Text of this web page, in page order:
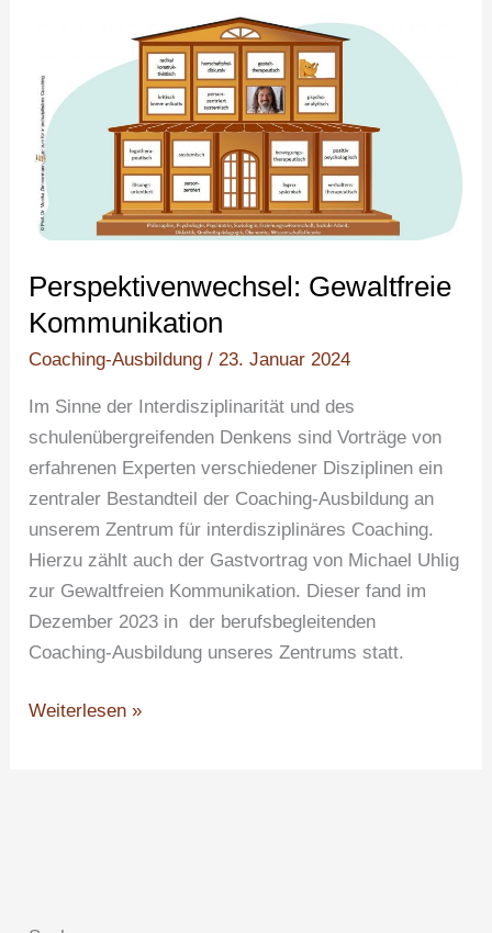
Perspektivenwechsel: Gewaltfreie
Kommunikation
Coaching-Ausbildung / 23. Januar 2024
Im Sinne der Interdisziplinarität und des
schulenübergreifenden Denkens sind Vorträge von
erfahrenen Experten verschiedener Disziplinen ein
zentraler Bestandteil der Coaching-Ausbildung an
unserem Zentrum für interdisziplinäres Coaching.
Hierzu zählt auch der Gastvortrag von Michael Uhlig
zur Gewaltfreien Kommunikation. Dieser fand im
Dezember 2023 in der berufsbegleitenden
Coaching-Ausbildung unseres Zentrums statt.
Kommunikation
Weiterlesen »